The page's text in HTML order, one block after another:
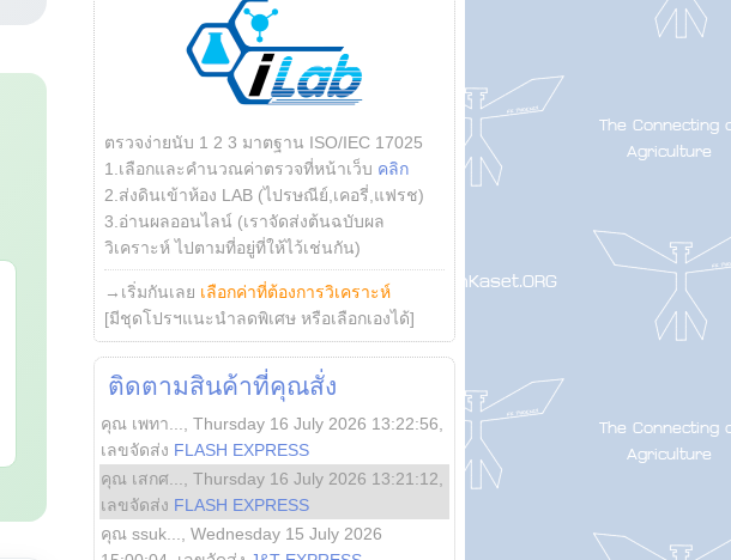
ตรวจง่ายนับ 1 2 3 มาตฐาน ISO/IEC 17025
1.เลือกและคำนวณค่าตรวจที่หน้าเว็บ คลิก
2.ส่งดินเข้าห้อง LAB (ไปรษณีย์,เคอรี่,แฟรช)
3.อ่านผลออนไลน์ (เราจัดส่งต้นฉบับผล
วิเคราะห์ ไปตามที่อยู่ที่ให้ไว้เช่นกัน)
→เริ่มกันเลย เลือกค่าที่ต้องการวิเคราะห์
[มีชุดโปรฯแนะนำลดพิเศษ หรือเลือกเองได้]
ติดตามสินค้าที่คุณสั่ง
คุณ เพทา... Thursday 16 July 2026 13:22:56
เลขจัดส่ง FLASH EXPRESS
คุณ เสกศ...
Thursday 16 July 2026 13:21:12
เลขจัดส่ง FLASH EXPRESS
คุณ ssuk...
Wednesday 15 July 2026